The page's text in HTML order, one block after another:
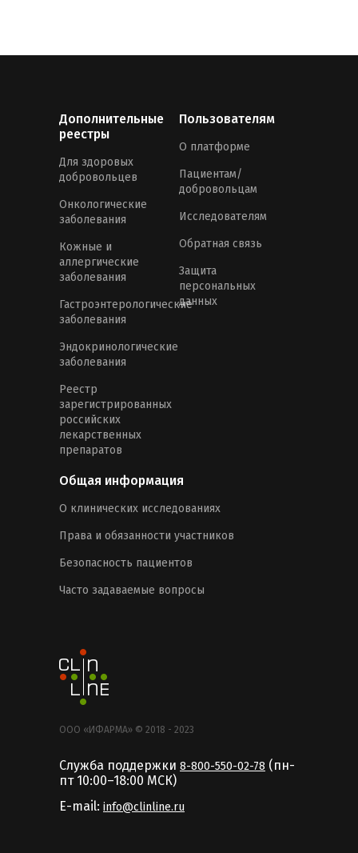
Дополнительные
реестры
Для здоровых
добровольцев
Онкологические
заболевания
Кожные и
аллергические
заболевания
Гастроэнтерологические
заболевания
Эндокринологические
заболевания
Реестр
зарегистрированных
российских
лекарственных
препаратов
Пользователям
О платформе
Пациентам/
добровольцам
Исследователям
Обратная связь
Защита
персональных
данных
Общая информация
О клинических исследованиях
Права и обязанности участников
Безопасность пациентов
Часто задаваемые вопросы
ООО «ИФАРМА» © 2018 - 2023
Служба поддержки 8-800-550-02-78 (пн-
пт 10:00–18:00 MCК)
E-mail: info@clinline.ru